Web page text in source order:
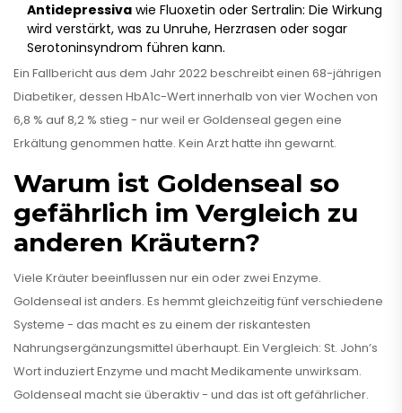
Antidepressiva wie Fluoxetin oder Sertralin: Die Wirkung
wird verstärkt, was zu Unruhe, Herzrasen oder sogar
Serotoninsyndrom führen kann.
Ein Fallbericht aus dem Jahr 2022 beschreibt einen 68-jährigen
Diabetiker, dessen HbA1c-Wert innerhalb von vier Wochen von
6,8 % auf 8,2 % stieg - nur weil er Goldenseal gegen eine
Erkältung genommen hatte. Kein Arzt hatte ihn gewarnt.
Warum ist Goldenseal so
gefährlich im Vergleich zu
anderen Kräutern?
Viele Kräuter beeinflussen nur ein oder zwei Enzyme.
Goldenseal ist anders. Es hemmt gleichzeitig fünf verschiedene
Systeme - das macht es zu einem der riskantesten
Nahrungsergänzungsmittel überhaupt. Ein Vergleich: St. John’s
Wort induziert Enzyme und macht Medikamente unwirksam.
Goldenseal macht sie überaktiv - und das ist oft gefährlicher.